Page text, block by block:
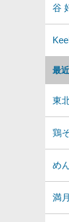
最
東
鶏
め
満
谷